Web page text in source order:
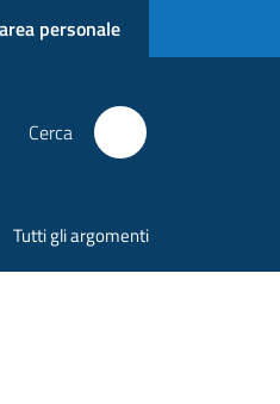
personale
Cerca
Tutti gli argomenti